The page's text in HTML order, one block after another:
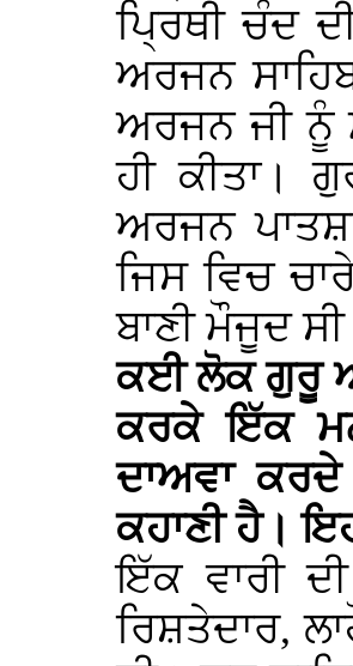
ਪ੍ਰਿਥੀ ਚੰਦ
ਅਰਜਨ
ਅਰਜਨ ਜੀ ਨੂੰ
ਹੀ ਕੀਤਾ।
ਅਰਜਨ
ਜਿਸ ਵਿਚ
ਬਾਣੀ ਮੌਜੂਦ
ਕਈ ਲੋਕ ਗੁਰੂ
ਕਰਕੇ ਇੱਕ
ਦਾਅਵਾ
ਕਹਾਣੀ ਹੈ।
ਇੱਕ ਵਾਰੀ
ਰਿਸ਼ਤੇਦਾਰ,